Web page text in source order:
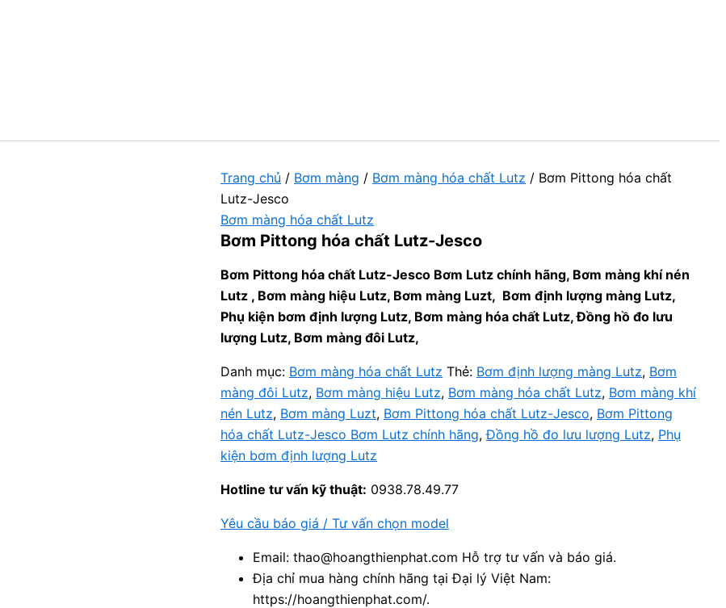
Trang chủ / Bơm màng / Bơm màng hóa chất Lutz / Bơm Pittong hóa chất
Lutz-Jesco
Bơm màng hóa chất Lutz
Bơm Pittong hóa chất Lutz-Jesco
Bơm Pittong hóa chất Lutz-Jesco Bơm Lutz chính hãng, Bơm màng khí nén
Lutz , Bơm màng hiệu Lutz, Bơm màng Luzt, Bơm định lượng màng Lutz,
Phụ kiện bơm định lượng Lutz, Bơm màng hóa chất Lutz, Đồng hồ đo lưu
lượng Lutz, Bơm màng đôi Lutz,
Danh mục: Bơm màng hóa chất Lutz Thẻ: Bơm định lượng màng Lutz, Bơm
màng đôi Lutz, Bơm màng hiệu Lutz, Bơm màng hóa chất Lutz, Bơm màng khí
nén Lutz, Bơm màng Luzt, Bơm Pittong hóa chất Lutz-Jesco, Bơm Pittong
hóa chất Lutz-Jesco Bơm Lutz chính hãng,Đồng hồ đo lưu lượng Lutz, Phụ
kiện bơm định lượng Lutz
Hotline tư vấn kỹ thuật: 0938.78.49.77
Yêu cầu báo giá / Tư vấn chọn model
Email: thao@hoangthienphat.com Hỗ trợ tư vấn và báo giá.
Địa chỉ mua hàng chính hãng tại Đại lý Việt Nam:
https://hoangthienphat.com/.